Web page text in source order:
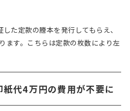
た定款の謄本を発行してもらえ、
ます。こちらは定款の枚数により左
代4万円の費用が不要に